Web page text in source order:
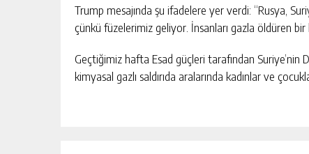
Trump mesajında şu ifadelere yer verdi: “Rusya,
çünkü füzelerimiz geliyor. İnsanları gazla öldüren bir
Geçtiğimiz hafta Esad güçleri tarafından
kimyasal gazlı saldırıda aralarında kadınlar ve